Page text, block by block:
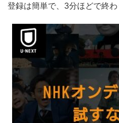
登録は簡単で、3分ほどで終わ